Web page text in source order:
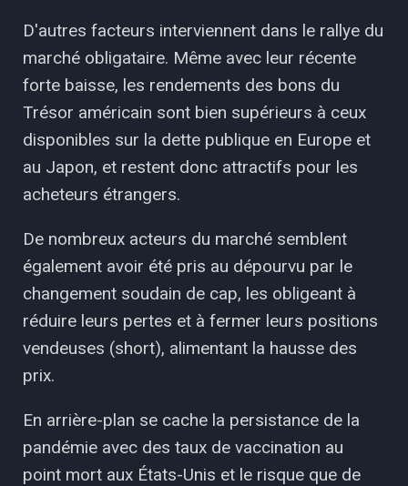
D'autres facteurs interviennent dans le rallye du
marché obligataire. Même avec leur récente
forte baisse, les rendements des bons du
Trésor américain sont bien supérieurs à ceux
disponibles sur la dette publique en Europe et
au Japon, et restent donc attractifs pour les
acheteurs étrangers.
De nombreux acteurs du marché semblent
également avoir été pris au dépourvu par le
changement soudain de cap, les obligeant à
réduire leurs pertes et à fermer leurs positions
vendeuses (short), alimentant la hausse des
prix.
En arrière-plan se cache la persistance de la
pandémie avec des taux de vaccination au
point mort aux États-Unis et le risque que de